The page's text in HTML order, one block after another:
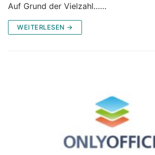
Auf Grund der Vielzahl……
WEITERLESEN →